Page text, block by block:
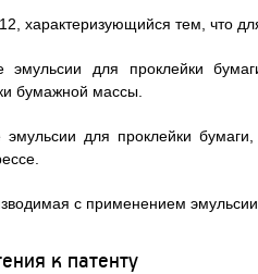
характеризующийся тем, что
эмульсии для проклейки
бумажной массы.
для проклейки
с применением
к патенту